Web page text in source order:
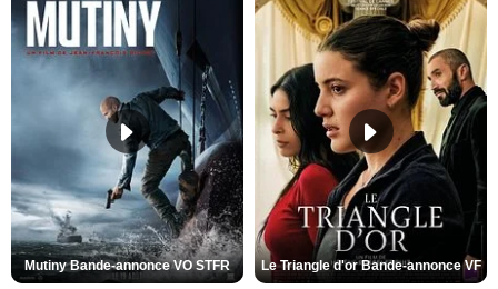
Mutiny Bande-annonce VO STFR Le Triangle d'or Bande-annonce VF